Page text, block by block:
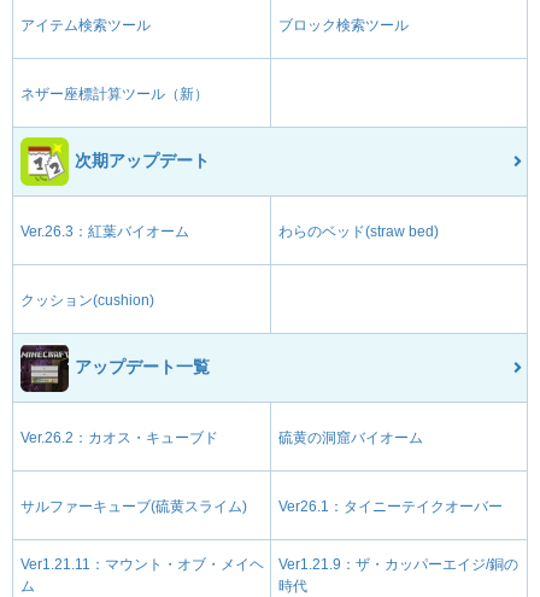
アイテム検索ツール ブロック検索ツール
ネザー座標計算ツール（新）
次期アップデート
Ver.26.3：紅葉バイオーム わらのベッド(straw bed)
クッション(cushion)
アップデート一覧
Ver.26.2：カオス・キューブド 硫黄の洞窟バイオーム
サルファーキューブ(硫黄スライム) Ver26.1：タイニーテイクオーバー
Ver1.21.11：マウント・オブ・メイヘ
ム
Ver1.21.9：ザ・カッパーエイジ/銅の
時代